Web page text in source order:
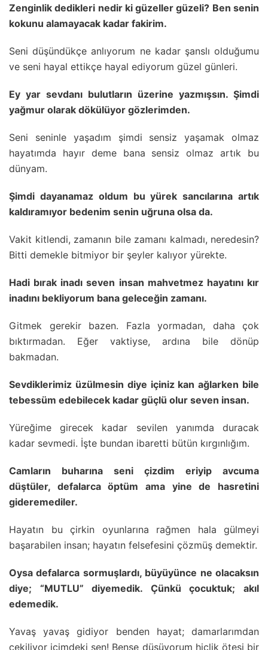
Zenginlik dedikleri nedir ki güzeller güzeli? Ben senin
kokunu alamayacak kadar fakirim.
Seni düşündükçe anlıyorum ne kadar şanslı olduğumu
ve seni hayal ettikçe hayal ediyorum güzel günleri.
Ey yar sevdanı bulutların üzerine yazmışsın. Şimdi
yağmur olarak dökülüyor gözlerimden.
Seni seninle yaşadım şimdi sensiz yaşamak olmaz
hayatımda hayır deme bana sensiz olmaz artık bu
dünyam.
Şimdi dayanamaz oldum bu yürek sancılarına artık
kaldıramıyor bedenim senin uğruna olsa da.
Vakit kitlendi, zamanın bile zamanı kalmadı, neredesin?
Bitti demekle bitmiyor bir şeyler kalıyor yürekte.
Hadi bırak inadı seven insan mahvetmez hayatını kır
inadını bekliyorum bana geleceğin zamanı.
Gitmek gerekir bazen. Fazla yormadan, daha çok
bıktırmadan. Eğer vaktiyse, ardına bile dönüp
bakmadan.
Sevdiklerimiz üzülmesin diye içiniz kan ağlarken bile
tebessüm edebilecek kadar güçlü olur seven insan.
Yüreğime girecek kadar sevilen yanımda duracak
kadar sevmedi. İşte bundan ibaretti bütün kırgınlığım.
Camların buharına seni çizdim eriyip avcuma
düştüler, defalarca öptüm ama yine de hasretini
gideremediler.
Hayatın bu çirkin oyunlarına rağmen hala gülmeyi
başarabilen insan; hayatın felsefesini çözmüş demektir.
Oysa defalarca sormuşlardı, büyüyünce ne olacaksın
diye; “MUTLU” diyemedik. Çünkü çocuktuk; akıl
edemedik.
Yavaş yavaş gidiyor benden hayat; damarlarımdan
çekiliyor içimdeki sen! Bense düşüyorum hiçlik ötesi bir